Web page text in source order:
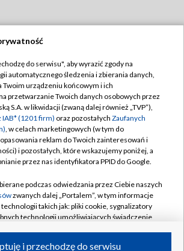
TVP
TVP
Cyfrowa
Regulamin TVP
Polityka prywatności
Moje zgody
Pomoc
Kontakt
Kanały
do serwisu", aby wyrazić zgody na
automatycznego śledzenia i zbierania danych,
Twoim urządzeniu końcowym i ich
przetwarzanie Twoich danych osobowych przez
S.A. w likwidacji (zwaną dalej również „TVP”),
IAB* (1201 firm) oraz pozostałych Zaufanych
, w celach marketingowych (w tym do
reklam do Twoich zainteresowań i
i pozostałych, które wskazujemy poniżej, a
przez nas identyfikatora PPID do Google.
podczas odwiedzania przez Ciebie naszych
zwanych dalej „Portalem”, w tym informacje
takich jak: pliki cookie, sygnalizatory
technologii umożliwiających świadczenie
i przechodzę do serwisu